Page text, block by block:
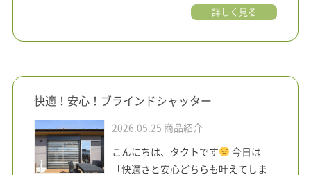
詳しく見る
快適！安心！ブラインドシャッター
2026.05.25 商品紹介
こんにちは、タクトです
今日は
「快適さと安心どちらも叶えてしま